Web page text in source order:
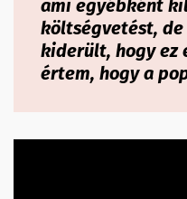
ami egyébként
költségvetést,
kiderült, hogy ez
értem, hogy a